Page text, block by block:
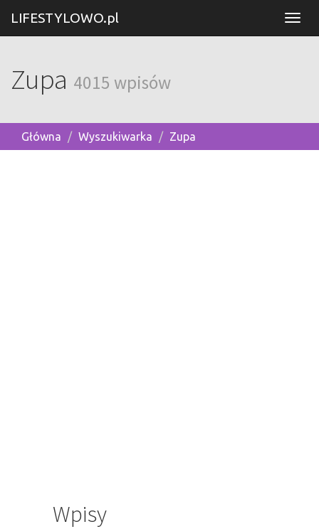
LIFESTYLOWO.pl
Zupa 4015 wpisów
Główna Wyszukiwarka Zupa
Wpisy